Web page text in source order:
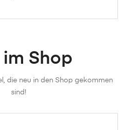
im Shop
die neu in den Shop gekommen
sind!